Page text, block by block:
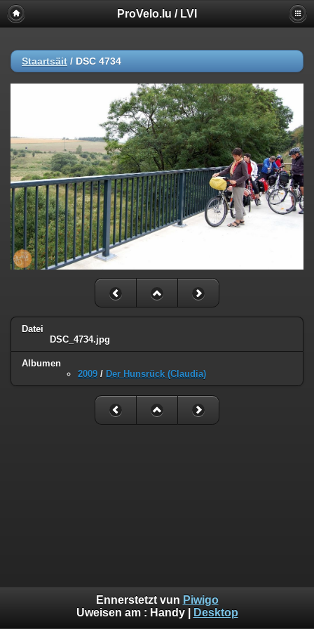
ProVelo.lu / LVI
Staartsäit / DSC 4734
Datei
DSC_4734.jpg
Albumen
2009 / Der Hunsrück (Claudia)
Ennerstetzt vun Piwigo
Uweisen am : Handy| Desktop